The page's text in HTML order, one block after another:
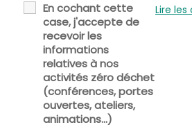
En cochant cette
case, j'accepte de
recevoir les
informations
relatives à nos
activités zéro déchet
(conférences, portes
ouvertes, ateliers,
animations...)
Lire les